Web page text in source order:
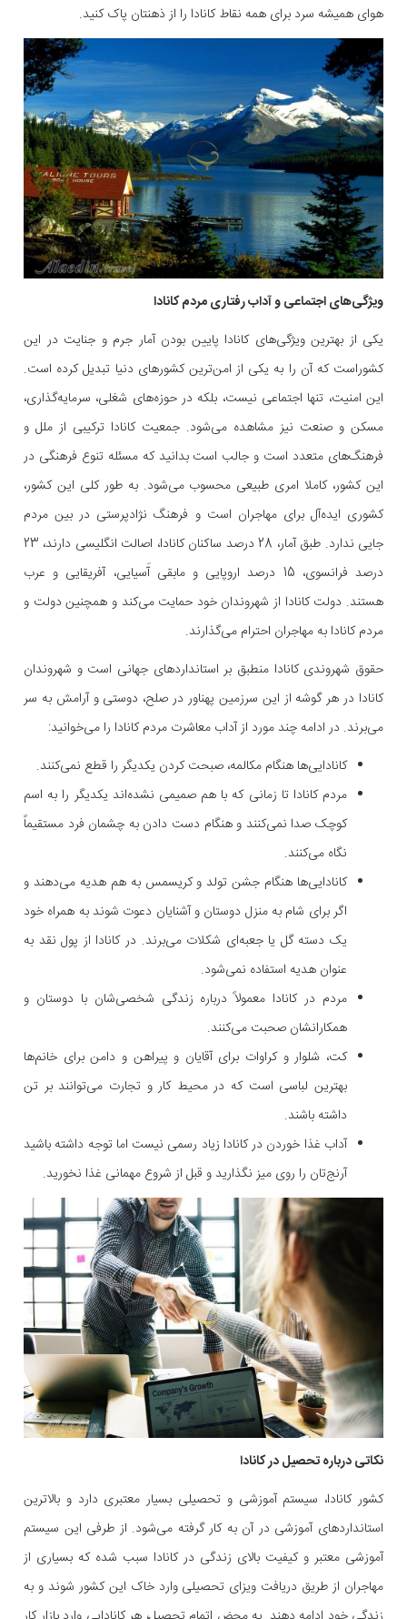
هوای همیشه سرد برای همه نقاط کانادا را از ذهنتان پاک کنید.
ویژگی‌های اجتماعی و آداب رفتاری مردم کانادا
یکی از بهترین ویژگی‌های کانادا پایین بودن آمار جرم و جنایت در این
کشوراست که آن را به یکی از امن‌ترین کشورهای دنیا تبدیل کرده است.
این امنیت، تنها اجتماعی نیست، بلکه در حوزه‌های شغلی، سرمایه‌گذاری،
مسکن و صنعت نیز مشاهده می‌شود. جمعیت کانادا ترکیبی از ملل و
فرهنگ‌های متعدد است و جالب است بدانید که مسئله تنوع فرهنگی در
این کشور، کاملا امری طبیعی محسوب می‌شود. به طور کلی این کشور،
کشوری ایده‌آل برای مهاجران است و فرهنگ نژادپرستی در بین مردم
جایی ندارد. طبق آمار، 28 درصد ساکنان کانادا، اصالت انگلیسی دارند، 23
درصد فرانسوی، 15 درصد اروپایی و مابقی آَسیایی، آفریقایی و عرب
هستند. دولت کانادا از شهروندان خود حمایت می‌کند و همچنین دولت و
مردم کانادا به مهاجران احترام می‌گذارند.
حقوق شهروندی کانادا منطبق بر استانداردهای جهانی است و شهروندان
کانادا در هر گوشه از این سرزمین پهناور در صلح، دوستی و آرامش به سر
می‌برند. در ادامه چند مورد از آداب معاشرت مردم کانادا را می‌خوانید:
کانادایی‌ها هنگام مکالمه، صبحت کردن یکدیگر را قطع نمی‌کنند.
مردم کانادا تا زمانی که با هم صمیمی نشده‌اند یکدیگر را به اسم
کوچک صدا نمی‌کنند و هنگام دست دادن به چشمان فرد مستقیماً
نگاه می‌کنند.
کانادایی‌ها هنگام جشن تولد و کریسمس به هم هدیه می‌دهند و
اگر برای شام به منزل دوستان و آشنایان دعوت شوند به همراه خود
یک دسته گل یا جعبه‌ای شکلات می‌برند. در کانادا از پول نقد به
عنوان هدیه استفاده نمی‌شود.
مردم در کانادا معمولاً درباره زندگی شخصی‌شان با دوستان و
همکارانشان صحبت می‌کنند.
کت، شلوار و کراوات برای آقایان و پیراهن و دامن برای خانم‌ها
بهترین لباسی است که در محیط کار و تجارت می‌توانند بر تن
داشته باشند.
آداب غذا خوردن در کانادا زیاد رسمی نیست اما توجه داشته باشید
آرنج‌تان را روی میز نگذارید و قبل از شروع مهمانی غذا نخورید.
نکاتی درباره تحصیل در کانادا
کشور کانادا، سیستم آموزشی و تحصیلی بسیار معتبری دارد و بالاترین
استانداردهای آموزشی در آن به کار گرفته می‌شود. از طرفی این سیستم
آموزشی معتبر و کیفیت بالای زندگی در کانادا سبب شده که بسیاری از
مهاجران از طریق دریافت ویزای تحصیلی وارد خاک این کشور شوند و به